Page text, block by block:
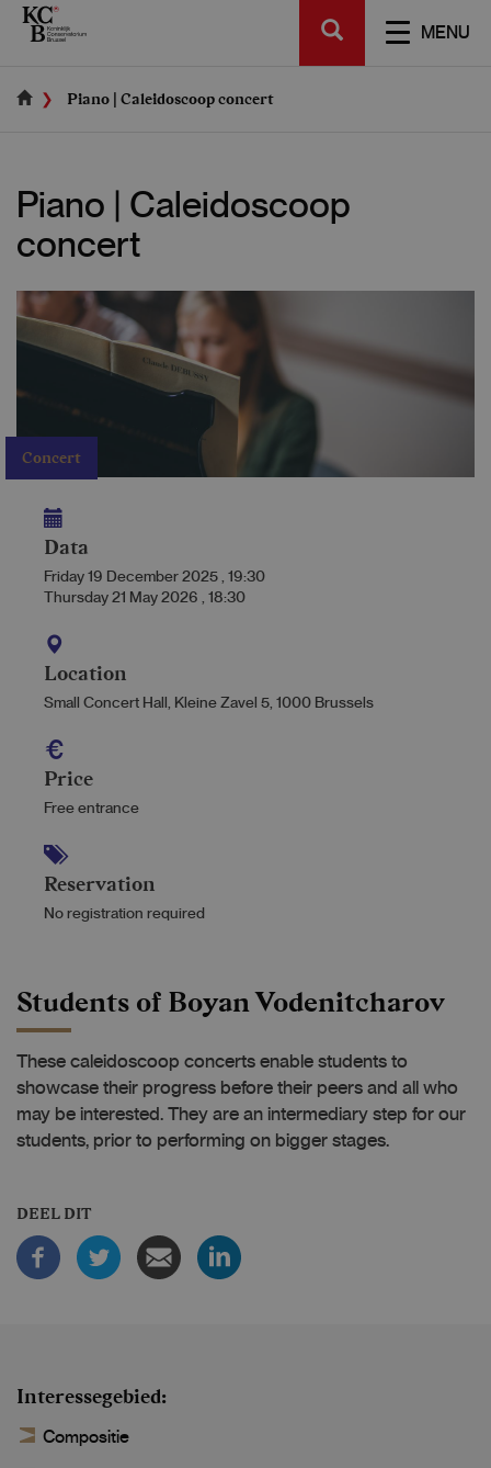
Skip
MENU
SEARCH
Piano | Caleidoscoop concert
Piano | Caleidoscoop
concert
Concert
Data
Friday 19 December 2025 , 19:30
Thursday 21 May 2026 , 18:30
Location
Small Concert Hall, Kleine Zavel 5, 1000 Brussels
Price
Free entrance
Reservation
No registration required
Students of Boyan Vodenitcharov
These caleidoscoop concerts enable students to
showcase their progress before their peers and all who
may be interested. They are an intermediary step for our
students, prior to performing on bigger stages.
DEEL DIT
Interessegebied
Compositie